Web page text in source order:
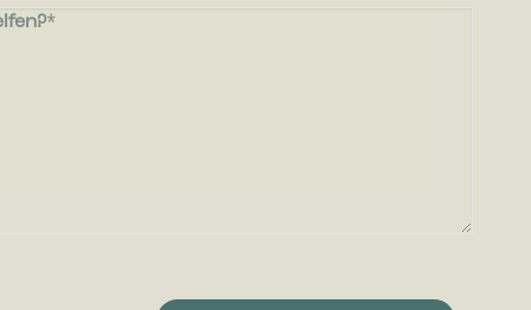
ist,
daher